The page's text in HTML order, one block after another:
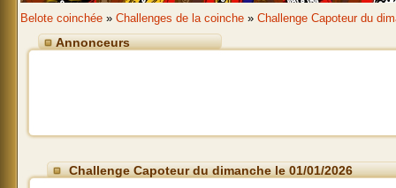
Belote coinchée » Challenges de la coinche » Challenge Capoteur du
Annonceurs
Challenge Capoteur du dimanche le 01/01/2026